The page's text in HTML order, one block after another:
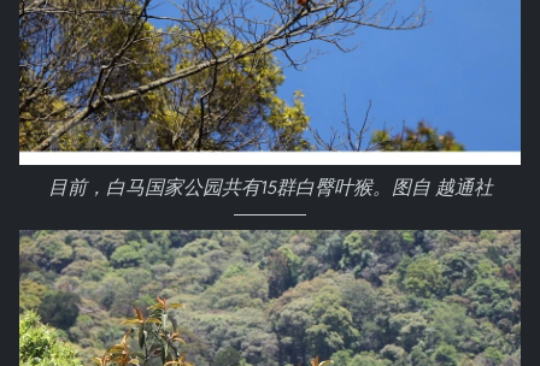
目前，白马国家公园共有15群白臀叶猴。图自 越通社